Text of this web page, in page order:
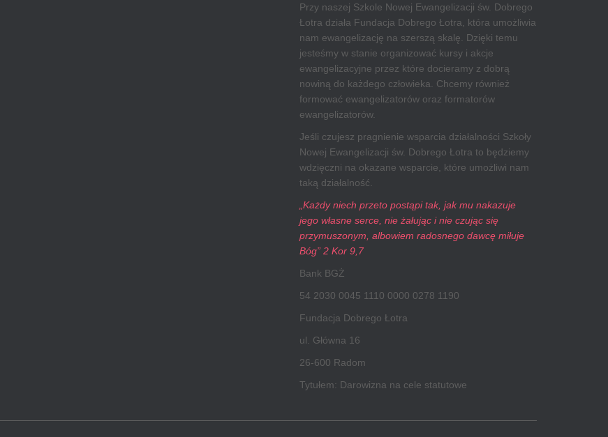
Przy naszej Szkole Nowej Ewangelizacji św. Dobrego
Łotra działa Fundacja Dobrego Łotra, która umożliwia
nam ewangelizację na szerszą skalę. Dzięki temu
jesteśmy w stanie organizować kursy i akcje
ewangelizacyjne przez które docieramy z dobrą
nowiną do każdego człowieka. Chcemy również
formować ewangelizatorów oraz formatorów
ewangelizatorów.
Jeśli czujesz pragnienie wsparcia działalności Szkoły
Nowej Ewangelizacji św. Dobrego Łotra to będziemy
wdzięczni na okazane wsparcie, które umożliwi nam
taką działalność.
„Każdy niech przeto postąpi tak, jak mu nakazuje
jego własne serce, nie żałując i nie czując się
przymuszonym, albowiem radosnego dawcę miłuje
Bóg” 2 Kor 9,7
Bank BGŻ
54 2030 0045 1110 0000 0278 1190
Fundacja Dobrego Łotra
ul. Główna 16
26-600 Radom
Tytułem: Darowizna na cele statutowe